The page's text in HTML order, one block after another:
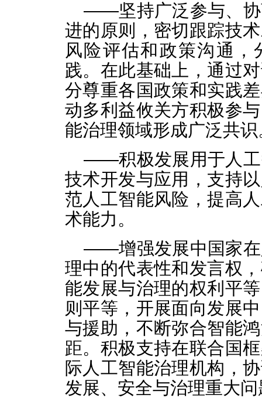
——坚持广泛参与、协
进的原则，密切跟踪技
风险评估和政策沟通，
践。在此基础上，通过
分尊重各国政策和实践
动多利益攸关方积极参
能治理领域形成广泛共识
——积极发展用于人工
技术开发与应用，支持
范人工智能风险，提高
术能力。
——增强发展中国家在
理中的代表性和发言权
能发展与治理的权利平
则平等，开展面向发展
与援助，不断弥合智能
距。积极支持在联合国
际人工智能治理机构，
发展、安全与治理重大